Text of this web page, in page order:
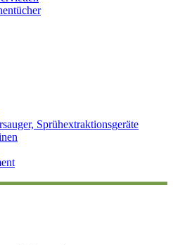
Sprühextraktionsgeräte